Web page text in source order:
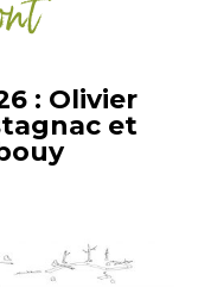
: Olivier
et